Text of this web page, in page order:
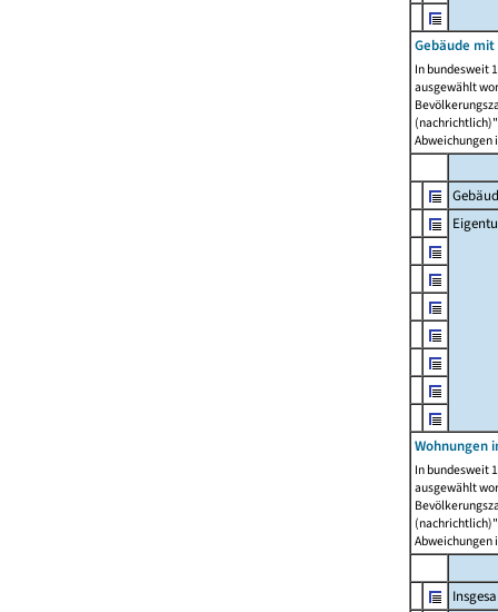
Gebäude
In bundesweit
ausgewählt
Abweichungen
Wohnungen
In bundesweit
ausgewählt
Abweichungen